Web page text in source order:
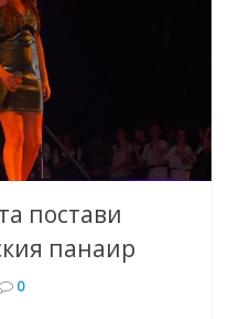
постави
панаир
0